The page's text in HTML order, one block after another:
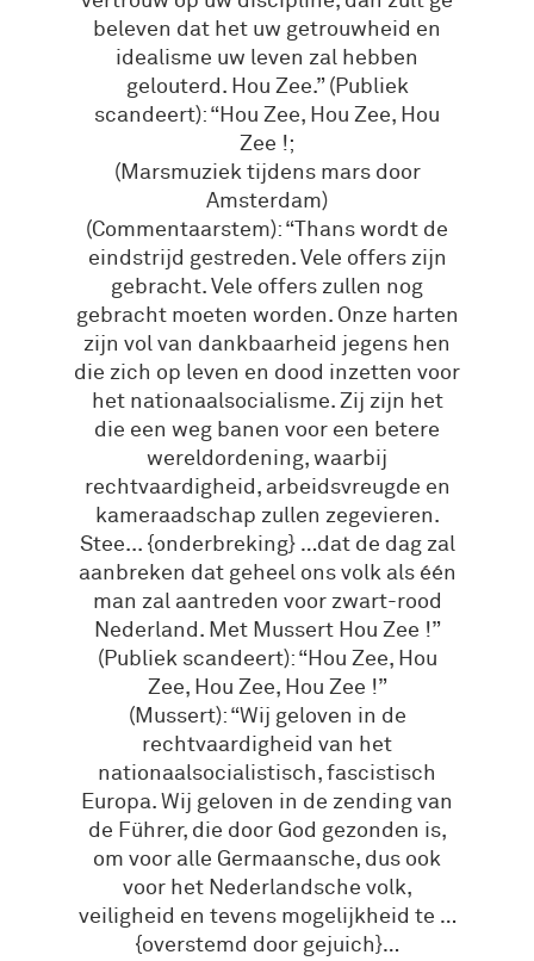
beleven dat het uw getrouwheid en
idealisme uw leven zal hebben
gelouterd. Hou Zee.” (Publiek
scandeert): “Hou Zee, Hou Zee, Hou
Zee !;
(Marsmuziek tijdens mars door
Amsterdam)
(Commentaarstem): “Thans wordt de
eindstrijd gestreden. Vele offers zijn
gebracht. Vele offers zullen nog
gebracht moeten worden. Onze harten
zijn vol van dankbaarheid jegens hen
die zich op leven en dood inzetten voor
het nationaalsocialisme. Zij zijn het
die een weg banen voor een betere
wereldordening, waarbij
rechtvaardigheid, arbeidsvreugde en
kameraadschap zullen zegevieren.
Stee... {onderbreking} …dat de dag zal
aanbreken dat geheel ons volk als één
man zal aantreden voor zwart-rood
Nederland. Met Mussert Hou Zee !”
(Publiek scandeert): “Hou Zee, Hou
Zee, Hou Zee, Hou Zee !”
(Mussert): “Wij geloven in de
rechtvaardigheid van het
nationaalsocialistisch, fascistisch
Europa. Wij geloven in de zending van
de Führer, die door God gezonden is,
om voor alle Germaansche, dus ook
voor het Nederlandsche volk,
veiligheid en tevens mogelijkheid te …
{overstemd door gejuich}…